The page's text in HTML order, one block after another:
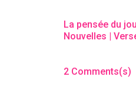
La pensée du
Nouvelles |
2 Comments(s)